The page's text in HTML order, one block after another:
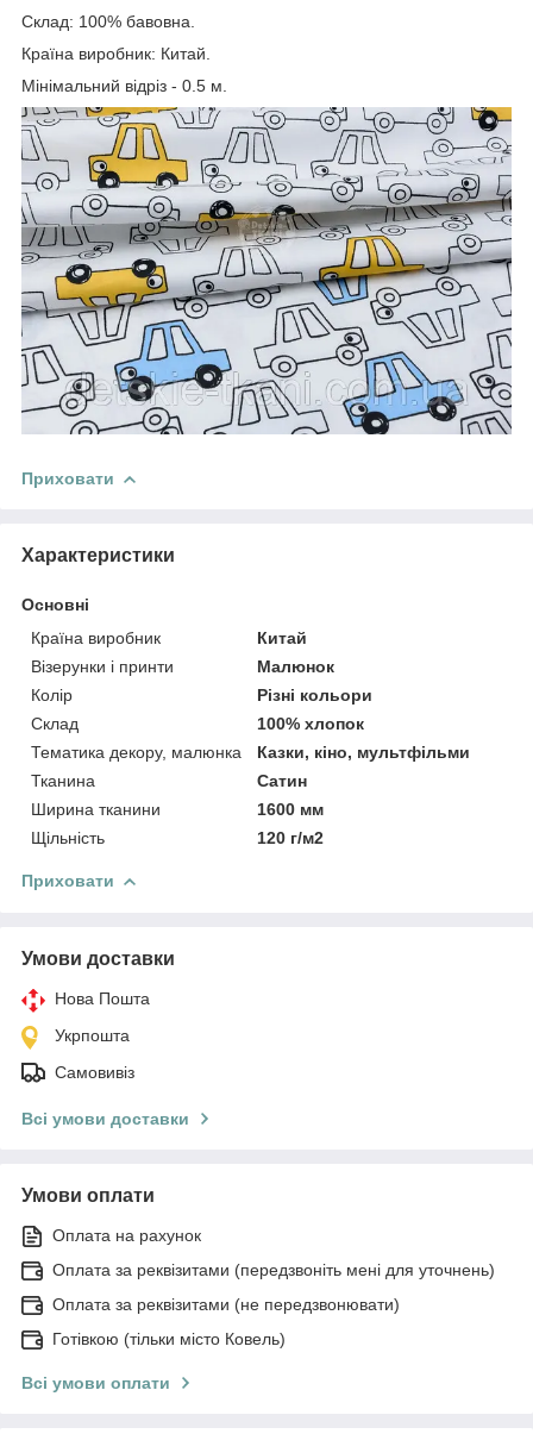
Склад: 100% бавовна.
Країна виробник: Китай.
Мінімальний відріз - 0.5 м.
Приховати
Характеристики
Основні
Країна виробник
Китай
Візерунки і принти
Малюнок
Колір
Різні кольори
Склад
100% хлопок
Тематика декору, малюнка
Казки, кіно, мультфільми
Тканина
Сатин
Ширина тканини
1600 мм
Щільність
120 г/м2
Приховати
Умови доставки
Нова Пошта
Укрпошта
Самовивіз
Всі умови доставки
Умови оплати
Оплата на рахунок
Оплата за реквізитами (передзвоніть мені для уточнень)
Оплата за реквізитами (не передзвонювати)
Готівкою (тільки місто Ковель)
Всі умови оплати